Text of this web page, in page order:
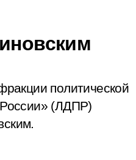
политической
России» (ЛДПР)